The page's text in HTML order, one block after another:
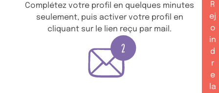
Complétez votre profil en quelques minutes
seulement, puis activer votre profil en
cliquant sur le lien reçu par mail.
R
ej
o
in
d
r
e
la